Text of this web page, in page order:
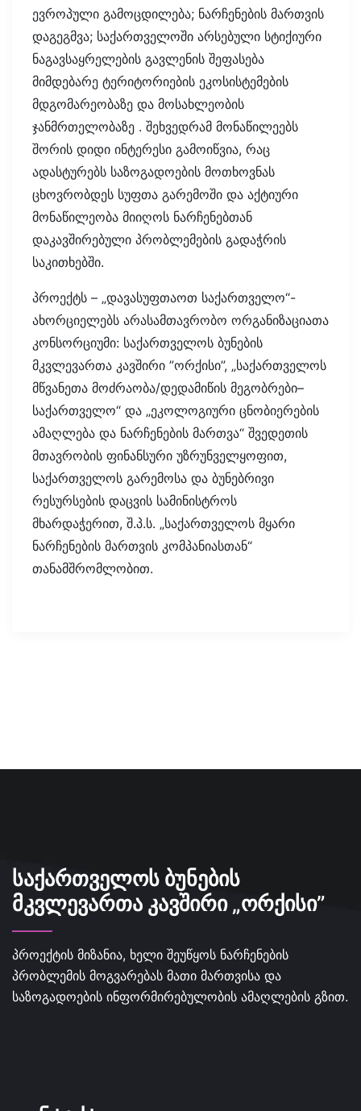
ევროპული გამოცდილება; ნარჩენების მართვის
დაგეგმვა; საქართველოში არსებული სტიქიური
ნაგავსაყრელების გავლენის შეფასება
მიმდებარე ტერიტორიების ეკოსისტემების
მდგომარეობაზე და მოსახლეობის
ჯანმრთელობაზე . შეხვედრამ მონაწილეებს
შორის დიდი ინტერესი გამოიწვია, რაც
ადასტურებს საზოგადოების მოთხოვნას
ცხოვრობდეს სუფთა გარემოში და აქტიური
მონაწილეობა მიიღოს ნარჩენებთან
დაკავშირებული პრობლემების გადაჭრის
საკითხებში.
პროექტს – „დავასუფთაოთ საქართველო“-
ახორციელებს არასამთავრობო ორგანიზაციათა
კონსორციუმი: საქართველოს ბუნების
მკვლევართა კავშირი ”ორქისი”, „საქართველოს
მწვანეთა მოძრაობა/დედამიწის მეგობრები–
საქართველო“ და „ეკოლოგიური ცნობიერების
ამაღლება და ნარჩენების მართვა“ შვედეთის
მთავრობის ფინანსური უზრუნველყოფით,
საქართველოს გარემოსა და ბუნებრივი
რესურსების დაცვის სამინისტროს
მხარდაჭერით, შ.პ.ს. „საქართველოს მყარი
ნარჩენების მართვის კომპანიასთან“
თანამშრომლობით.
ᲡᲐᲥᲐᲠᲗᲕᲔᲚᲝᲡ ᲑᲣᲜᲔᲑᲘᲡ
ᲛᲙᲕᲚᲔᲕᲐᲠᲗᲐ ᲙᲐᲕᲨᲘᲠᲘ „ᲝᲠᲥᲘᲡᲘ”
პროექტის მიზანია, ხელი შეუწყოს ნარჩენების
პრობლემის მოგვარებას მათი მართვისა და
საზოგადოების ინფორმირებულობის ამაღლების გზით.